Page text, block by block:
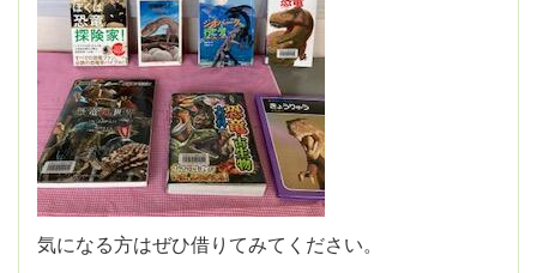
気になる方はぜひ借りてみてください。